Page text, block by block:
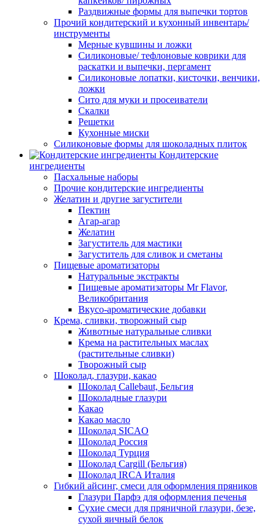
Раздвижные формы для выпечки тортов
Прочий кондитерский и кухонный инвентарь/
инструменты
Мерные кувшины и ложки
Силиконовые/ тефлоновые коврики для
раскатки и выпечки, пергамент
Силиконовые лопатки, кисточки, венчики,
ложки
Сито для муки и просеиватели
Скалки
Решетки
Кухонные миски
Силиконовые формы для шоколадных плиток
Кондитерские
ингредиенты
Пасхальные наборы
Прочие кондитерские ингредиенты
Желатин и другие загустители
Пектин
Агар-агар
Желатин
Загуститель для мастики
Загуститель для сливок и сметаны
Пищевые ароматизаторы
Натуральные экстракты
Пищевые ароматизаторы Mr Flavor,
Великобритания
Вкусо-ароматические добавки
Крема, сливки, творожный сыр
Животные натуральные сливки
Крема на растительных маслах
(растительные сливки)
Творожный сыр
Шоколад, глазури, какао
Шоколад Callebaut, Бельгия
Шоколадные глазури
Какао
Какао масло
Шоколад SICAO
Шоколад Россия
Шоколад Турция
Шоколад Cargill (Бельгия)
Шоколад IRCA Италия
Гибкий айсинг, смеси для оформления пряников
Глазури Парфэ для оформления печенья
Сухие смеси для пряничной глазури, безе,
сухой яичный белок